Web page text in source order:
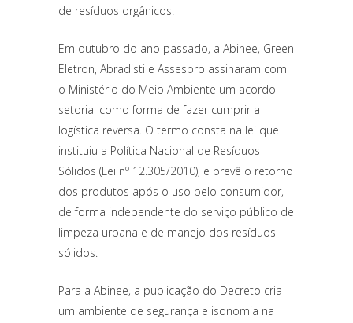
de resíduos orgânicos.
Em outubro do ano passado, a Abinee, Green
Eletron, Abradisti e Assespro assinaram com
o Ministério do Meio Ambiente um acordo
setorial como forma de fazer cumprir a
logística reversa. O termo consta na lei que
instituiu a Política Nacional de Resíduos
Sólidos (Lei nº 12.305/2010), e prevê o retorno
dos produtos após o uso pelo consumidor,
de forma independente do serviço público de
limpeza urbana e de manejo dos resíduos
sólidos.
Para a Abinee, a publicação do Decreto cria
um ambiente de segurança e isonomia na